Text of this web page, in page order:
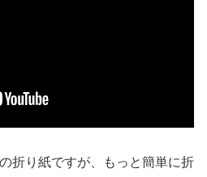
折り紙ですが、もっと簡単に折